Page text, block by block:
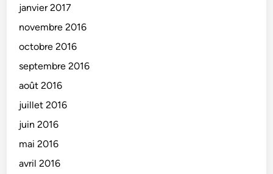
janvier 2017
novembre 2016
octobre 2016
septembre 2016
août 2016
juillet 2016
juin 2016
mai 2016
avril 2016